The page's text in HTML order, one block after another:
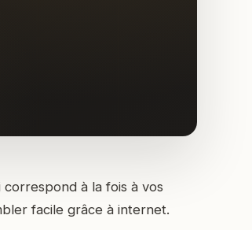
à la fois à vos
facile grâce à internet.